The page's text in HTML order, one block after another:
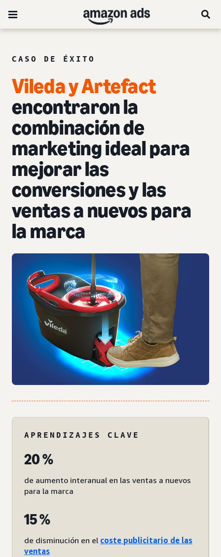
CASO DE ÉXITO
Vileda y Artefact
encontraron la
combinación de
marketing ideal para
mejorar las
conversiones y las
ventas a nuevos para
la marca
APRENDIZAJES CLAVE
20 %
de aumento interanual en las ventas a nuevos
para la marca
15 %
de disminución en el coste publicitario de las
ventas